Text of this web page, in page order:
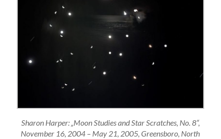
Sharon Harper: „Moon Studies and Star Scratches, No. 8“,
November 16, 2004 – May 21, 2005, Greensboro, North